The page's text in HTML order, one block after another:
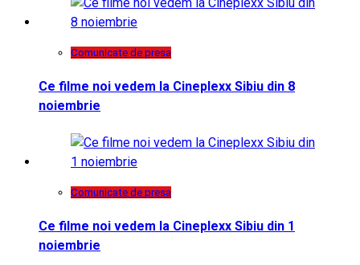
Comunicate de presa
Ce filme noi vedem la Cineplexx Sibiu din 8
noiembrie
Comunicate de presa
Ce filme noi vedem la Cineplexx Sibiu din 1
noiembrie